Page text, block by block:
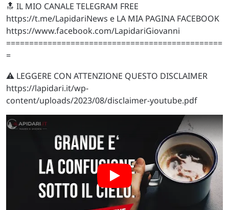
🔝 IL MIO CANALE TELEGRAM FREE
https://t.me/LapidariNews e LA MIA PAGINA FACEBOOK
https://www.facebook.com/LapidariGiovanni
===============================================
=
⚠️ LEGGERE CON ATTENZIONE QUESTO DISCLAIMER
https://lapidari.it/wp-
content/uploads/2023/08/disclaimer-youtube.pdf